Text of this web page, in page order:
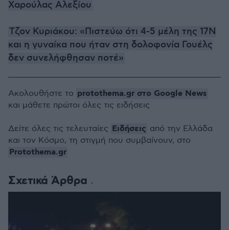
Χαρούλας Αλεξίου
Τζον Κυριάκου: «Πιστεύω ότι 4-5 μέλη της 17Ν
και η γυναίκα που ήταν στη δολοφονία Γουέλς
δεν συνελήφθησαν ποτέ»
Σχετικά Άρθρα
Ακολουθήστε το protothema.gr στο Google News
και μάθετε πρώτοι όλες τις ειδήσεις
Δείτε όλες τις τελευταίες Ειδήσεις από την Ελλάδα
και τον Κόσμο, τη στιγμή που συμβαίνουν, στο
Protothema.gr